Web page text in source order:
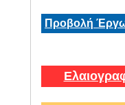
Προβολή